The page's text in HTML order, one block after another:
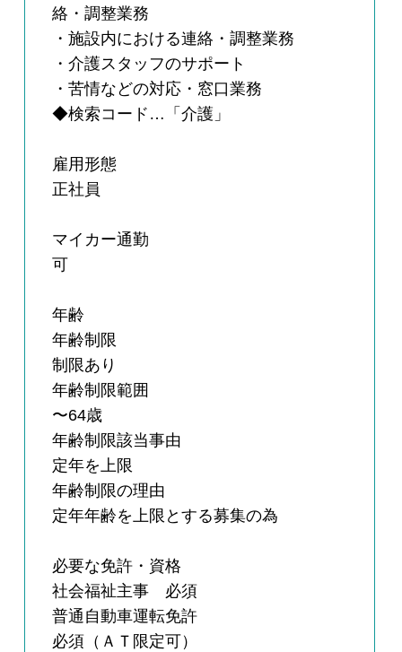
絡・調整業務
・施設内における連絡・調整業務
・介護スタッフのサポート
・苦情などの対応・窓口業務
◆検索コード…「介護」
雇用形態
正社員
マイカー通勤
可
年齢
年齢制限
制限あり
年齢制限範囲
〜64歳
年齢制限該当事由
定年を上限
年齢制限の理由
定年年齢を上限とする募集の為
必要な免許・資格
社会福祉主事 必須
普通自動車運転免許
必須（ＡＴ限定可）